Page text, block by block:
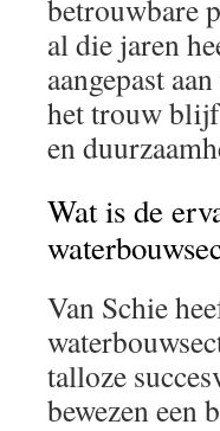
betrouwbare
al die jaren
aangepast
het trouw
en
Wat is de
Van Schie
talloze
bewezen een